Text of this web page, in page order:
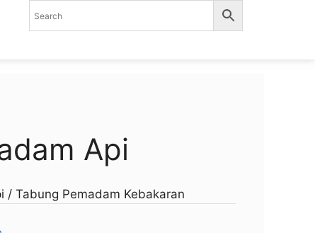
Api
/ Tabung Pemadam Kebakaran